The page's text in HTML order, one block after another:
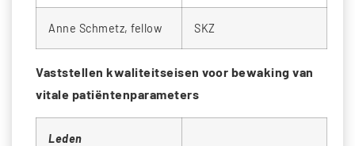
Anne Schmetz, fellow SKZ
Vaststellen kwaliteitseisen voor bewaking van
vitale patiëntenparameters
Leden